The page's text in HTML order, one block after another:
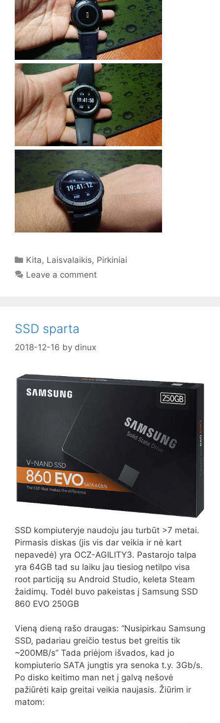
Categories
Kita, Laisvalaikis, Pirkiniai
Leave a comment
SSD sparta
2018-12-16 by dinux
SSD kompiuteryje naudoju jau turbūt >7 metai.
Pirmasis diskas (jis vis dar veikia ir nė kart
nepavedė) yra OCZ-AGILITY3. Pastarojo talpa
yra 64GB tad su laiku jau tiesiog netilpo visa
root particiją su Android Studio, keleta Steam
žaidimų. Todėl buvo pakeistas į Samsung SSD
860 EVO 250GB
Vieną dieną rašo draugas: “Nusipirkau Samsung
SSD, padariau greičio testus bet greitis tik
~200MB/s” Tada priėjom išvados, kad jo
kompiuterio SATA jungtis yra senoka t.y. 3Gb/s.
Po disko keitimo man net į galvą nešovė
pažiūrėti kaip greitai veikia naujasis. Žiūrim ir
matom: